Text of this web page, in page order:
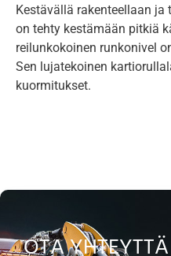
Kestävällä rakenteellaan
on tehty kestämään pitkiä
reilunkokoinen runkonivel
Sen lujatekoinen
kuormitukset.
OTA YHTEYTTÄ